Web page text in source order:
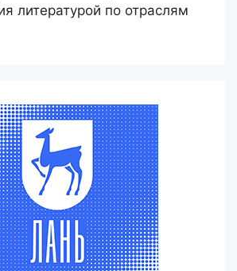
литературой по отраслям